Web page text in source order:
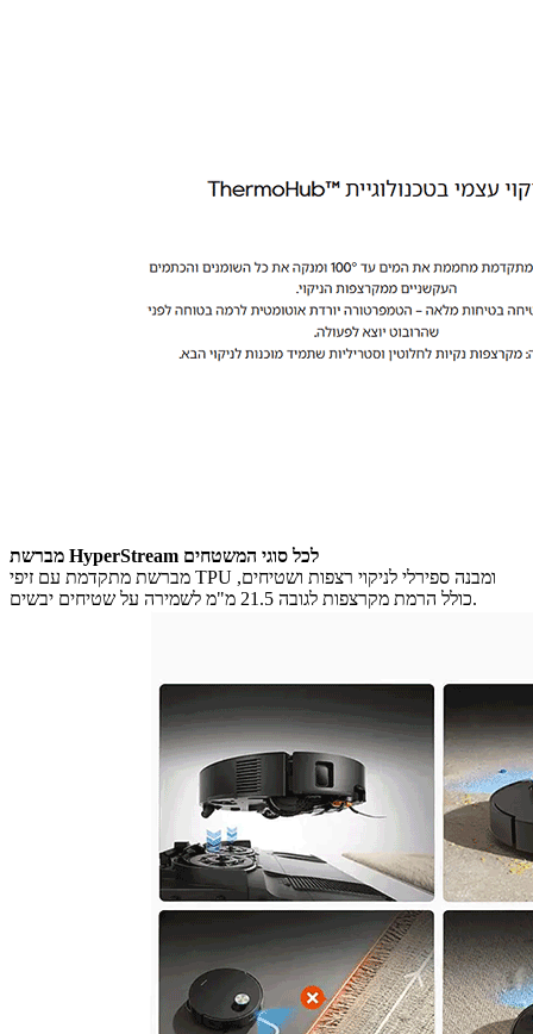
מברשת HyperStream לכל סוגי המשטחים
מברשת מתקדמת עם זיפי TPU ומבנה ספירלי לניקוי רצפות ושטיחים,
כולל הרמת מקרצפות לגובה 21.5 מ"מ לשמירה על שטיחים יבשים.